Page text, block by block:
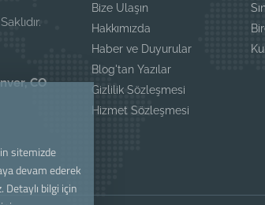
CO
Bize Ulaşın
Hakkımızda
Haber ve Duyurular
Blog'tan Yazılar
Gizlilik Sözleşmesi
Hizmet Sözleşmesi
sitemizde
devam ederek
bilgi için